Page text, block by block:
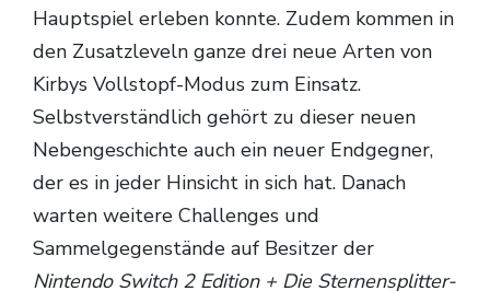
Hauptspiel erleben konnte. Zudem kommen in
den Zusatzleveln ganze drei neue Arten von
Kirbys Vollstopf-Modus zum Einsatz.
Selbstverständlich gehört zu dieser neuen
Nebengeschichte auch ein neuer Endgegner,
der es in jeder Hinsicht in sich hat. Danach
warten weitere Challenges und
Sammelgegenstände auf Besitzer der
Nintendo Switch 2 Edition + Die Sternensplitter-